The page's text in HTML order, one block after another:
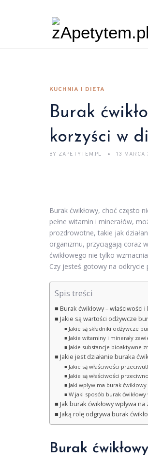
KUCHNIA I DIETA
Burak
korzyści w
BY ZAPETYTEM.PL 13 MARCA
Burak ćwikłowy, choć często
pełne witamin i minerałów,
prozdrowotne, takie jak
organizmu, przyciągają coraz
ćwikłowego nie tylko
Czy jesteś gotowy na
Spis treści
Burak ćwikłowy –
Jakie są wartości odżywcze
Jakie są składniki odżywcze
Jakie witaminy i minerały
Jakie substancje bioaktywne
Jakie jest działanie buraka
Jakie są właściwości
Jakie są właściwości
Jaki wpływ ma burak
W jaki sposób burak
Jak burak ćwikłowy wpływa
Jaką rolę odgrywa burak
Burak